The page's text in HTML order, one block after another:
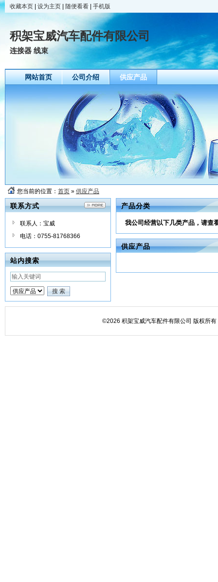
收藏本页 设为主页 随便看看 手机版
积架宝威汽车配件有限公司
连接器 线束
网站首页 公司介绍 供应产品
您当前的位置： 首页 » 供应产品
联系方式
联系人：宝威
电话：0755-81768366
站内搜索
产品分类
我公司经营以下几类产品，请查
供应产品
©2026 积架宝威汽车配件有限公司 版权所